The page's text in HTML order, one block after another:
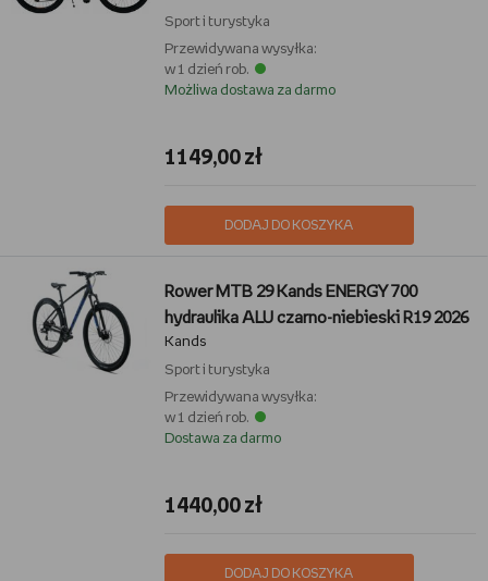
Sport i turystyka
Przewidywana wysyłka:
w 1 dzień rob.
Możliwa dostawa za darmo
1149,00 zł
DODAJ DO KOSZYKA
Rower MTB 29 Kands ENERGY 700
hydraulika ALU czarno-niebieski R19 2026
Kands
Sport i turystyka
Przewidywana wysyłka:
w 1 dzień rob.
Dostawa za darmo
1440,00 zł
DODAJ DO KOSZYKA